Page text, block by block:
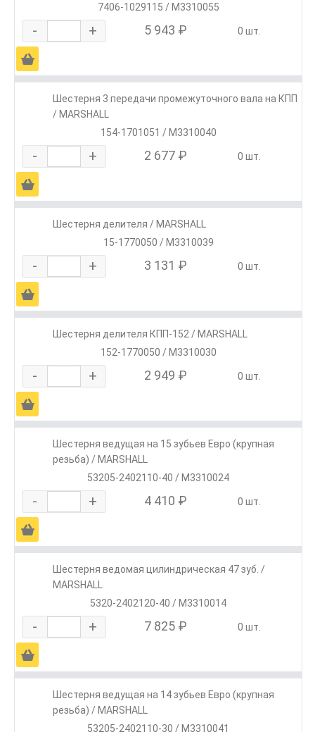
7406-1029115 / M3310055
- + 5 943 ₽ 0 шт.
Ä
Шестерня 3 передачи промежуточного вала на КПП
/ MARSHALL
154-1701051 / M3310040
- + 2 677 ₽ 0 шт.
Ä
Шестерня делителя / MARSHALL
15-1770050 / M3310039
- + 3 131 ₽ 0 шт.
Ä
Шестерня делителя КПП-152 / MARSHALL
152-1770050 / M3310030
- + 2 949 ₽ 0 шт.
Ä
Шестерня ведущая на 15 зубьев Евро (крупная
резьба) / MARSHALL
53205-2402110-40 / M3310024
- + 4 410 ₽ 0 шт.
Ä
Шестерня ведомая цилиндрическая 47 зуб. /
MARSHALL
5320-2402120-40 / M3310014
- + 7 825 ₽ 0 шт.
Ä
Шестерня ведущая на 14 зубьев Евро (крупная
резьба) / MARSHALL
53205-2402110-30 / M3310041